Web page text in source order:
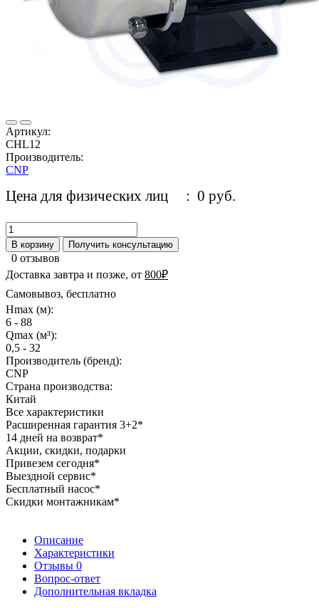
Артикул:
CHL12
Производитель:
CNP
Цена для физических лиц : 0 руб.
В корзину Получить консультацию
0 отзывов
Доставка завтра и позже, от 800₽
Самовывоз, бесплатно
Hmax (м):
6 - 88
Qmax (м³):
0,5 - 32
Производитель (бренд):
CNP
Страна производства:
Китай
Все характеристики
Расширенная гарантия 3+2*
14 дней на возврат*
Акции, скидки, подарки
Привезем сегодня*
Выездной сервис*
Бесплатный насос*
Скидки монтажникам*
Описание
Характеристики
Отзывы 0
Вопрос-ответ
Дополнительная вкладка